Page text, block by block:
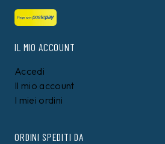
IL MIO ACCOUNT
Accedi
Il mio account
I miei ordini
ORDINI SPEDITI DA